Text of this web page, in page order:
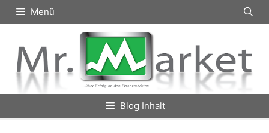
Inhalt
Menü
Blog Inhalt